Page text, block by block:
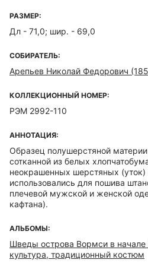
РАЗМЕР:
Дл - 71,0; шир. - 69,0
СОБИРАТЕЛЬ:
Арепьев Николай Федорович
КОЛЛЕКЦИОННЫЙ НОМЕР:
РЭМ 2992-110
АННОТАЦИЯ:
Образец полушерстяной
сотканной из белых
неокрашенных шерстяных (уток)
использовались для пошива
плечевой мужской и женской
кафтана).
АЛЬБОМЫ:
Шведы острова Вормси в начале
культура, традиционный костюм